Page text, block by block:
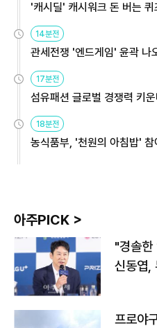
'캐시딜' 캐시워크 돈 버는
14분전
관세전쟁 '엔드게임' 윤곽 나
용해야
17분전
섬유패션 글로벌 경쟁력 키
원
18분전
농식품부, '천원의 아침밥'
아주PICK >
"경솔
신동엽,
프로야